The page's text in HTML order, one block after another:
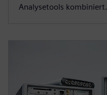
Analysetools kombiniert.